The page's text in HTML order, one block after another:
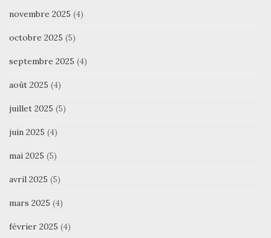
novembre 2025 (4)
octobre 2025 (5)
septembre 2025 (4)
août 2025 (4)
juillet 2025 (5)
juin 2025 (4)
mai 2025 (5)
avril 2025 (5)
mars 2025 (4)
février 2025 (4)